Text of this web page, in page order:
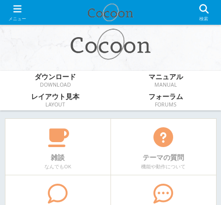
WordPress無料テーマ
ダウンロード
DOWNLOAD
マニュアル
MANUAL
レイアウト見本
LAYOUT
フォーラム
FORUMS
雑談
なんでもOK
テーマの質問
機能や動作について
メニュー 検索